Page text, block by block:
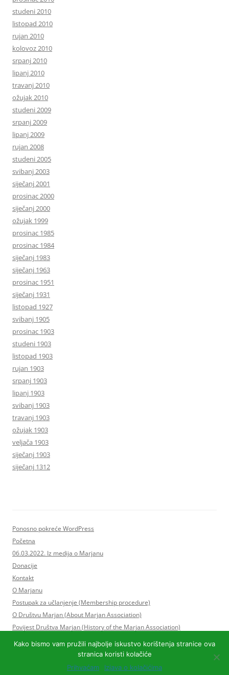
studeni 2010
listopad 2010
rujan 2010
kolovoz 2010
srpanj 2010
lipanj 2010
travanj 2010
ožujak 2010
studeni 2009
srpanj 2009
lipanj 2009
rujan 2008
studeni 2005
svibanj 2003
siječanj 2001
prosinac 2000
siječanj 2000
ožujak 1999
prosinac 1985
prosinac 1984
siječanj 1983
siječanj 1963
prosinac 1951
siječanj 1931
listopad 1927
svibanj 1905
prosinac 1903
studeni 1903
listopad 1903
rujan 1903
srpanj 1903
lipanj 1903
svibanj 1903
travanj 1903
ožujak 1903
veljača 1903
siječanj 1903
siječanj 1312
Ponosno pokreće WordPress
Početna
06.03.2022. Iz medija o Marjanu
Donacije
Kontakt
O Marjanu
Postupak za učlanjenje (Membership procedure)
O Društvu Marjan (About Marjan Association)
Povijest Društva Marjan (History of the Marjan Association)
Statut Društva Marjan i Program rada
Upravni odbor Društva Marjan
Postupak za učlanjenje (Membership procedure)
Kako bismo vam pružili najbolje iskustvo korištenja stranice ova
stranica koristi kolačiće
Prihvaćam
Izjava o kolačićima